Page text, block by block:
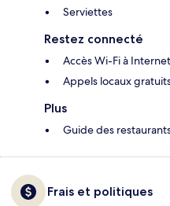
Serviettes
Restez connecté
Accès Wi-Fi à
Appels locaux
Plus
Guide des
Frais et politiques